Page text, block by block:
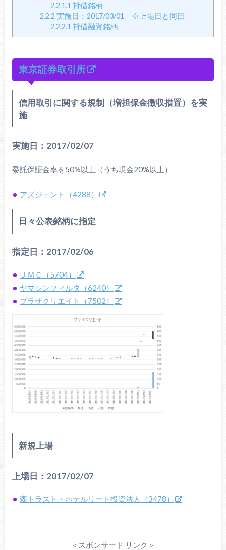
2.2.1.1 貸借銘柄
2.2.2 実施日：2017/03/01 ※上場日と同日
2.2.2.1 貸借融資銘柄
東京証券取引所
信用取引に関する規制（増担保金徴収措置）を実
施
実施日：2017/02/07
委託保証金率を50%以上（うち現金20%以上）
アズジェント（4288）
日々公表銘柄に指定
指定日：2017/02/06
ＪＭＣ（5704）
ヤマシンフィルタ（6240）
プラザクリエイト（7502）
新規上場
上場日：2017/02/07
森トラスト・ホテルリート投資法人（3478）
＜スポンサード リンク＞